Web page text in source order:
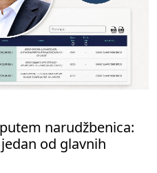
narudžbenica:
od glavnih